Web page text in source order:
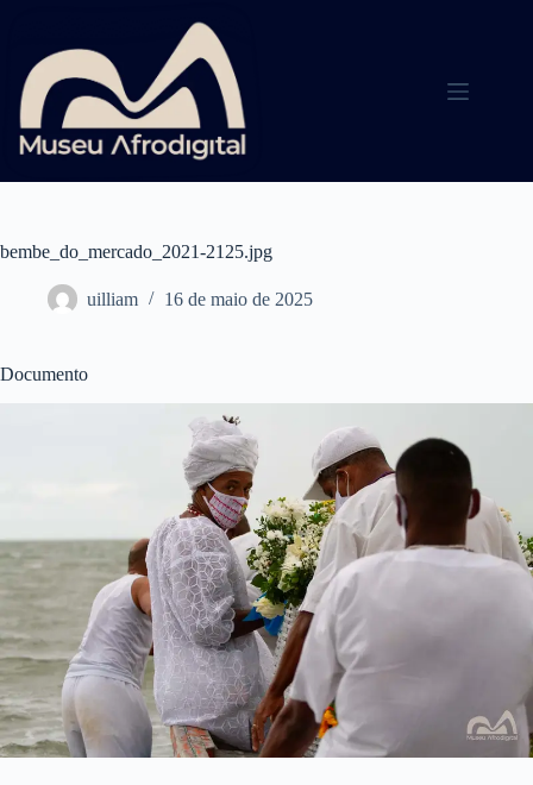
conteúdo
bembe_do_mercado_2021-2125.jpg
uilliam 16 de maio de 2025
Documento